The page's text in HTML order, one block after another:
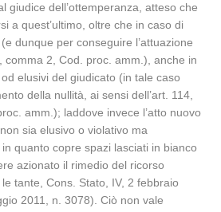
giudice dell’ottemperanza, atteso che
a quest’ultimo, oltre che in caso di
dunque per conseguire l’attuazione
comma 2, Cod. proc. amm.), anche in
elusivi del giudicato (in tale caso
della nullità, ai sensi dell’art. 114,
amm.); laddove invece l’atto nuovo
sia elusivo o violativo ma
quanto copre spazi lasciati in bianco
azionato il rimedio del ricorso
tante, Cons. Stato, IV, 2 febbraio
2011, n. 3078). Ciò non vale